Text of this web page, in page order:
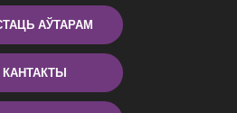
АЎТАРАМ
КАНТАКТЫ